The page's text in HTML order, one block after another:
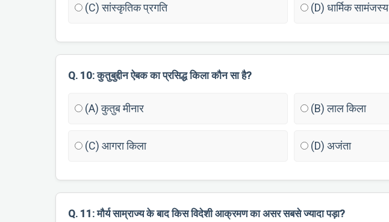
(C) सांस्कृतिक प्रगति (D) धार्मिक सामंजस्य
Q. 10: कुतुबुद्दीन ऐबक का प्रसिद्ध किला कौन सा है?
(A) कुतुब मीनार (B) लाल किला
(C) आगरा किला (D) अजंता
Q. 11: मौर्य साम्राज्य के बाद किस विदेशी आक्रमण का असर सबसे ज्यादा पड़ा?